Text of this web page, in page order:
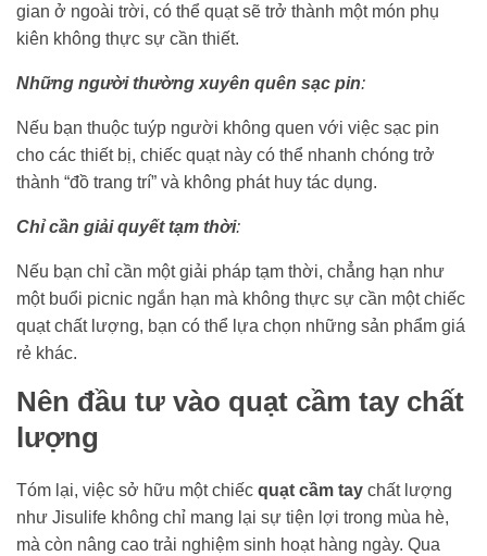
gian ở ngoài trời, có thể quạt sẽ trở thành một món phụ
kiên không thực sự cần thiết.
Những người thường xuyên quên sạc pin:
Nếu bạn thuộc tuýp người không quen với việc sạc pin
cho các thiết bị, chiếc quạt này có thể nhanh chóng trở
thành “đồ trang trí” và không phát huy tác dụng.
Chỉ cần giải quyết tạm thời:
Nếu bạn chỉ cần một giải pháp tạm thời, chẳng hạn như
một buổi picnic ngắn hạn mà không thực sự cần một chiếc
quạt chất lượng, bạn có thể lựa chọn những sản phẩm giá
rẻ khác.
Nên đầu tư vào quạt cầm tay chất
lượng
Tóm lại, việc sở hữu một chiếc quạt cầm tay chất lượng
như Jisulife không chỉ mang lại sự tiện lợi trong mùa hè,
mà còn nâng cao trải nghiệm sinh hoạt hàng ngày. Qua